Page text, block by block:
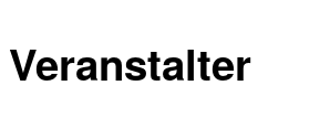
Veranstalter